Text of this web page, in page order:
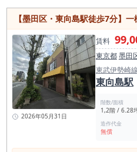
要が明確に存在するエリア
員制・紹介制・カラオケ利
自店のコンセプトに合わせ
地をご確認ください。 店内
境、周辺導線、営業イメー
やすくなる物件です。
出もしやすい立地です。現
ながらスムーズな開業が可
探しの方はぜひご検討くだ
2026年05月31日
賃料
東京都墨田
東武伊勢崎線
東向島駅
階数/面積
1,2階 / 6.28
造作代金
無償